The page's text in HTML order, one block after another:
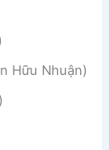
Hữu Nhuận)